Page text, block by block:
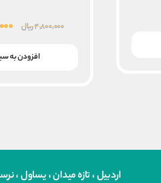
۴,۸۰۰,۰۰۰ریال
افزودن به
اردبیل ، تازه میدان ، یساول ،